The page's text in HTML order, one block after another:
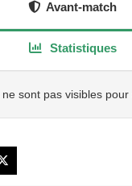
Avant-match
Statistiques
sont pas visibles pour